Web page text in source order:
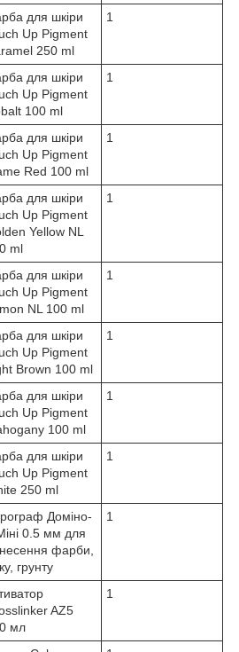
для шкіри
Up Pigment
250 ml
1
для шкіри
Up Pigment
100 ml
1
для шкіри
Up Pigment
Red 100 ml
1
для шкіри
Up Pigment
Yellow NL
ml
1
для шкіри
Up Pigment
NL 100 ml
1
для шкіри
Up Pigment
Brown 100 ml
1
для шкіри
Up Pigment
100 ml
1
для шкіри
Up Pigment
250 ml
1
Доміно-
0.5 мм для
фарби,
грунту
1
AZ5
мл
1